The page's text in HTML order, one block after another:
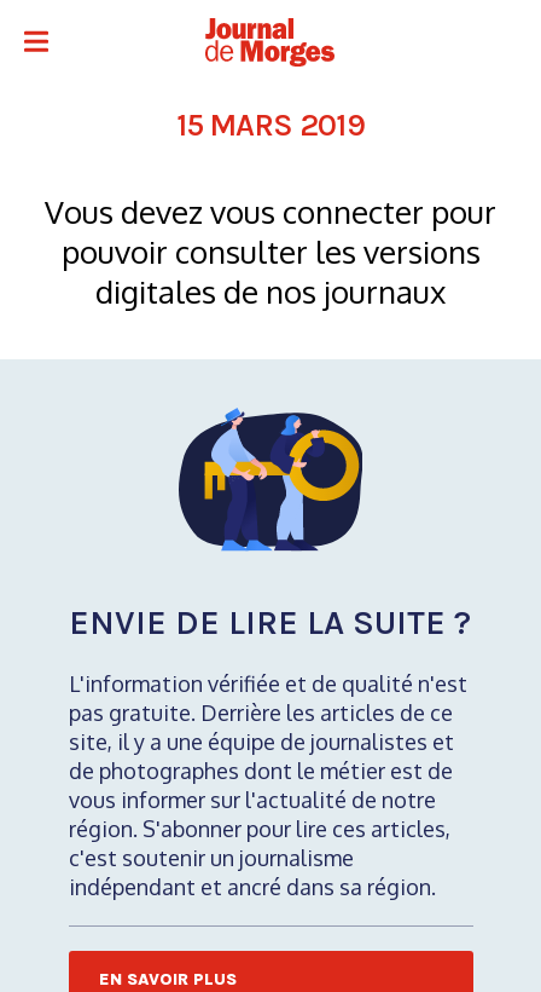
15 MARS 2019
Vous devez vous connecter pour
pouvoir consulter les versions
digitales de nos journaux
ENVIE DE LIRE LA SUITE ?
L'information vérifiée et de qualité n'est
pas gratuite. Derrière les articles de ce
site, il y a une équipe de journalistes et
de photographes dont le métier est de
vous informer sur l'actualité de notre
région. S'abonner pour lire ces articles,
c'est soutenir un journalisme
indépendant et ancré dans sa région.
EN SAVOIR PLUS